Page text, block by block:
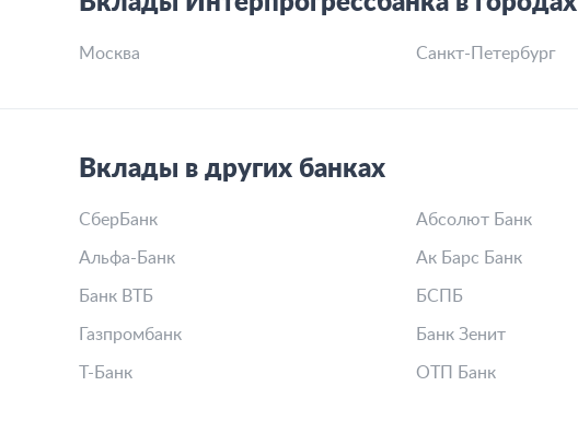
Москва Санкт-Петербург
Вклады в других банках
СберБанк
Альфа-Банк
Банк ВТБ
Газпромбанк
Т-Банк
Абсолют Банк
Ак Барс Банк
БСПБ
Банк Зенит
ОТП Банк